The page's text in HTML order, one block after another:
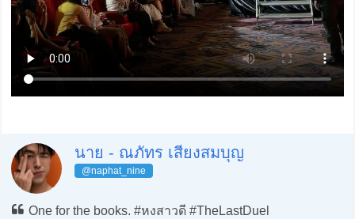
นาย - ณภัทร เสียงสมบุญ
@naphat_nine
One for the books. #หงสาวดี #TheLastDuel